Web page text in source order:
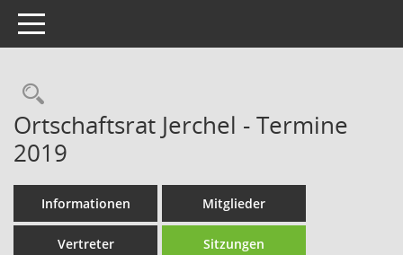
Toggle navigation
Rechercheauswahl
Ortschaftsrat Jerchel - Termine
2019
Informationen Mitglieder
Vertreter Sitzungen